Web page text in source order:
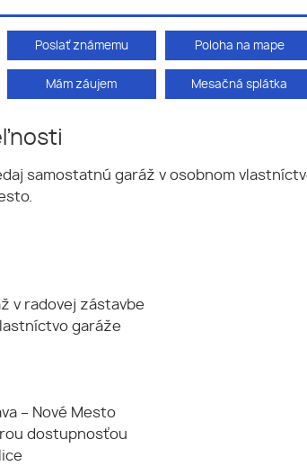
Poslať známemu Poloha na mape
Mám záujem Mesačná splátka
samostatnú garáž v osobnom
v radovej zástavbe
garáže
– Nové Mesto
dostupnosťou